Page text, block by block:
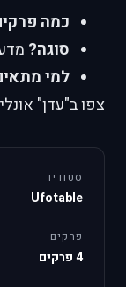
כמה
סוגה?
למי
צפו ב"עדן"
סטודיו
Ufotable
פרקים
4 פרקים